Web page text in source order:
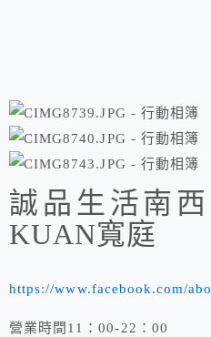
誠品生活南
KUAN寬庭
https://www.facebook.com/
營業時間11：00-22：00